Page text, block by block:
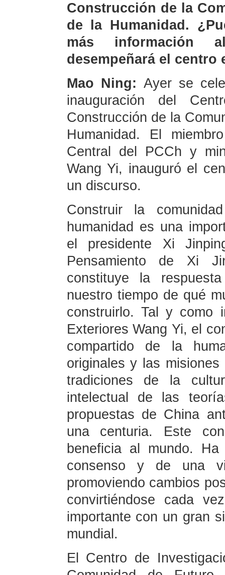
Construcción de la
de la Humanidad.
más información
desempeñará el centro
Mao Ning: Ayer se
inauguración del
Construcción de la
Humanidad. El
Central del PCCh y
Wang Yi, inauguró el
un discurso.
Construir la
humanidad es una
el presidente Xi
Pensamiento de Xi
constituye la
nuestro tiempo de qué
construirlo. Tal y como
Exteriores Wang Yi, el
compartido de la
originales y las
tradiciones de la
intelectual de las
propuestas de China
una centuria. Este
beneficia al mundo.
consenso y de una
promoviendo cambios
convirtiéndose cada
importante con un gran
mundial.
El Centro de